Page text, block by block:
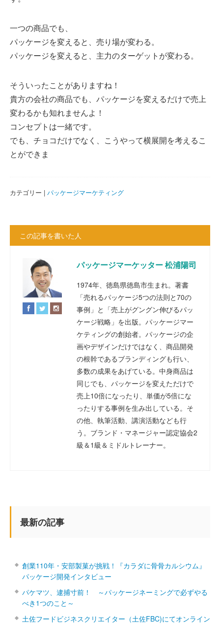
一つの商品でも、
パッケージを変えると、売り場が変わる。
パッケージを変えると、主力のターゲットが変わる。
そういったことがありますね！
貴方の会社の商品でも、パッケージを変えるだけで売上
変わるかも知れませんよ！
コンセプトは一緒です。
でも、チョコだけでなく、こうやって横展開を考えるこ
とができま
カテゴリー | パッケージマーケティング
この記事を書いた人
パッケージマーケッター 松浦陽司
1974年、徳島県徳島市生まれ。著書
「売れるパッケージ5つの法則と70の
事例」と「売上がグングン伸びるパッ
ケージ戦略」を出版。パッケージマー
ケティングの創始者。パッケージの企
画やデザインだけではなく、商品開発
の根幹であるブランディングも行い、
多数の成果をあげている。中身商品は
同じでも、パッケージを変えただけで
売上10倍になったり、単価が5倍にな
ったりする事例を生み出している。そ
の他、執筆活動、講演活動なども行
う。ブランド・マネージャー認定協会2
級＆1級＆ミドルトレーナー。
最新の記事
創業110年・安部製菓が挑戦！『カラダに骨骨カルシウム』
パッケージ開発インタビュー
パケマツ、逮捕寸前！ ～パッケージネーミングで必ずやる
べき1つのこと～
土佐フードビジネスクリエイター（土佐FBC)にてオンライン